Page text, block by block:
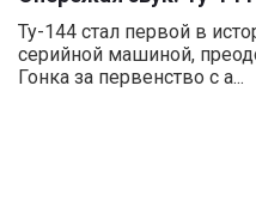
Ту-144 стал первой в
серийной машиной,
Гонка за первенство с а...